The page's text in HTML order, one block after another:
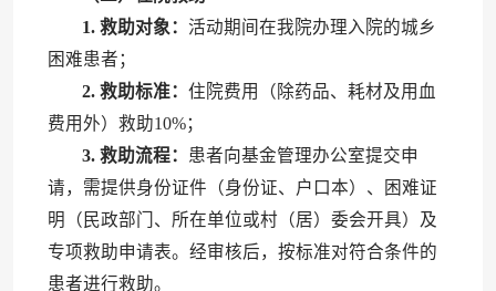
1. 救助对象：活动期间在我院办理入院的城乡
困难患者；
2. 救助标准：住院费用（除药品、耗材及用血
费用外）救助10%；
3. 救助流程： 患者向基金管理办公室提交申
请，需提供身份证件（身份证、户口本）、困难证
明（民政部门、所在单位或村（居）委会开具）及
专项救助申请表。经审核后，按标准对符合条件的
患者进行救助。